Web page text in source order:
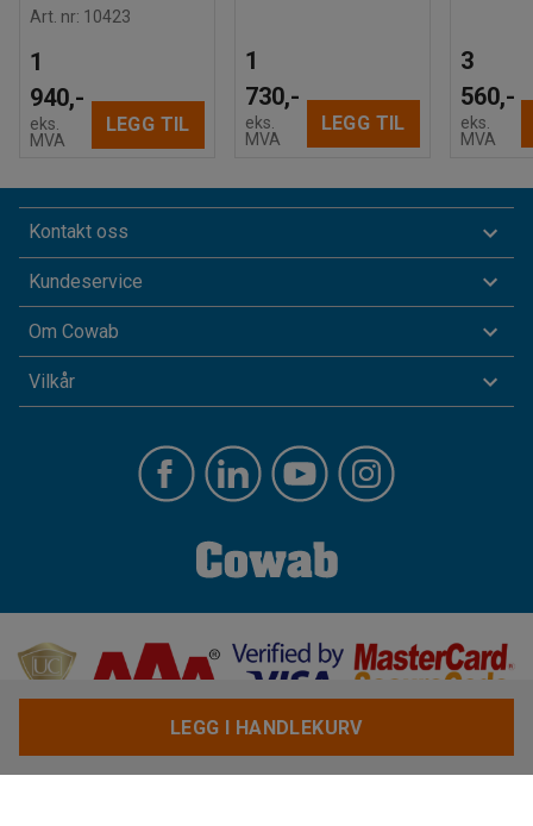
Art. nr: 10423
1
940,-
eks.
MVA
LEGG TIL
1
730,-
eks.
MVA
LEGG TIL
3
560,-
eks.
MVA
Kontakt oss
Kundeservice
Om Cowab
Vilkår
LEGG I HANDLEKURV